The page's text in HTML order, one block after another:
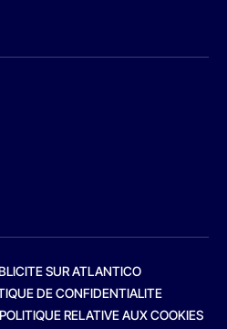
SUR ATLANTICO
DE CONFIDENTIALITE
POLITIQUE RELATIVE AUX COOKIES